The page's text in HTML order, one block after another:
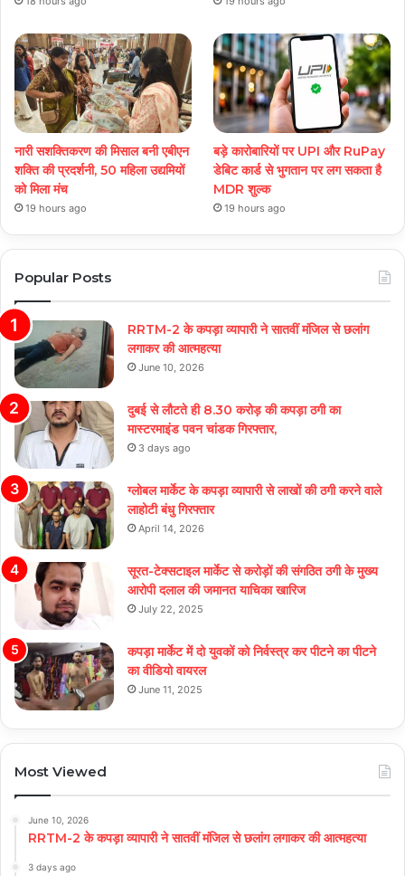
नारी सशक्तिकरण की मिसाल बनी एबीएन
शक्ति की प्रदर्शनी, 50 महिला उद्यमियों
को मिला मंच
19 hours ago
बड़े कारोबारियों पर UPI और RuPay
डेबिट कार्ड से भुगतान पर लग सकता है
MDR शुल्क
19 hours ago
Popular Posts
RRTM-2 के कपड़ा व्यापारी ने सातवीं मंजिल से छलांग
लगाकर की आत्महत्या
June 10, 2026
दुबई से लौटते ही 8.30 करोड़ की कपड़ा ठगी का
मास्टरमाइंड पवन चांडक गिरफ्तार,
3 days ago
ग्लोबल मार्केट के कपड़ा व्यापारी से लाखों की ठगी करने वाले
लाहोटी बंधु गिरफ्तार
April 14, 2026
सूरत-टेक्सटाइल मार्केट से करोड़ों की संगठित ठगी के मुख्य
आरोपी दलाल की जमानत याचिका खारिज
July 22, 2025
कपड़ा मार्केट में दो युवकों को निर्वस्त्र कर पीटने का पीटने
का वीडियो वायरल
June 11, 2025
Most Viewed
June 10, 2026
RRTM-2 के कपड़ा व्यापारी ने सातवीं मंजिल से छलांग लगाकर की आत्महत्या
3 days ago